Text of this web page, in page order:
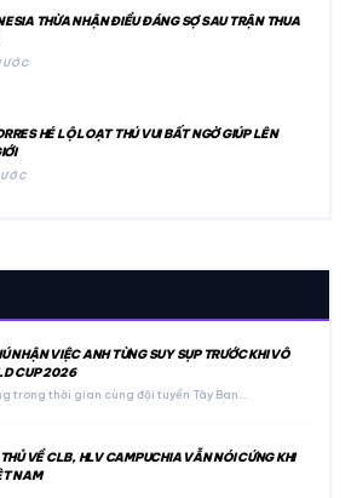
THỪA NHẬN ĐIỀU ĐÁNG SỢ SAU TRẬN THUA
HÉ LỘ LOẠT THÚ VUI BẤT NGỜ GIÚP LÊN
NHẬN VIỆC ANH TỪNG SUY SỤP TRƯỚC KHI VÔ
CUP 2026
trong thời gian cùng đội tuyển Tây Ban…
VỀ CLB, HLV CAMPUCHIA VẪN NÓI CỨNG KHI
NAM